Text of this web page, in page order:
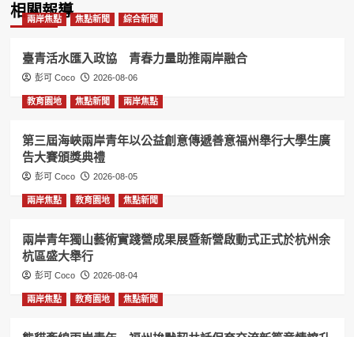
相關報導
兩岸焦點 焦點新聞 綜合新聞
臺青活水匯入政協 青春力量助推兩岸融合
彭可 Coco 2026-08-06
教育園地 焦點新聞 兩岸焦點
第三屆海峽兩岸青年以公益創意傳遞善意福州舉行大學生廣
告大賽頒獎典禮
彭可 Coco 2026-08-05
兩岸焦點 教育園地 焦點新聞
兩岸青年獨山藝術實踐營成果展暨新營啟動式正式於杭州余
杭區盛大舉行
彭可 Coco 2026-08-04
兩岸焦點 教育園地 焦點新聞